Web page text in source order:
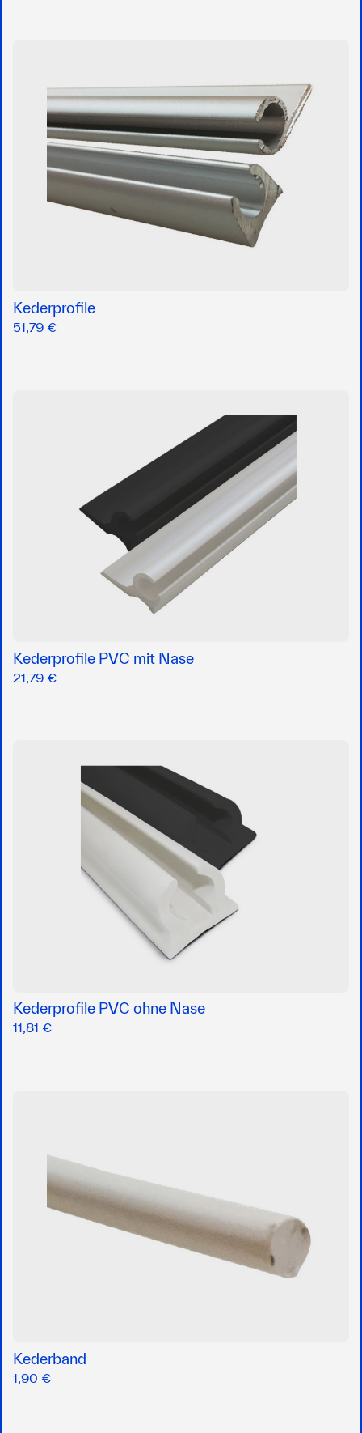
Kederprofile
51,79 €
Kederprofile PVC mit Nase
21,79 €
Kederprofile PVC ohne Nase
11,81 €
Kederband
1,90 €